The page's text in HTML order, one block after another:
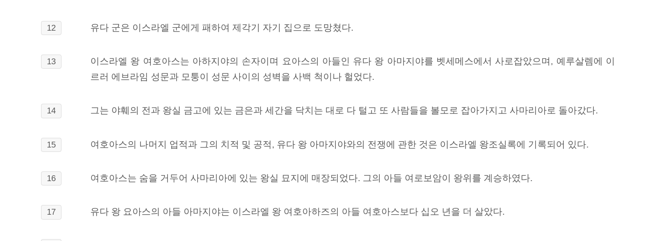
12 유다 군은 이스라엘 군에게 패하여 제각기 자기 집으로 도망쳤다.
13
이스라엘 왕 여호아스는 아하지야의 손자이며 요아스의 아들인 유다 왕 아마지야를 벳세메스에서 사로잡았으며, 예루살렘에 이
르러 에브라임 성문과 모퉁이 성문 사이의 성벽을 사백 척이나 헐었다.
14 그는 야훼의 전과 왕실 금고에 있는 금은과 세간을 닥치는 대로 다 털고 또 사람들을 볼모로 잡아가지고 사마리아로 돌아갔다.
15 여호아스의 나머지 업적과 그의 치적 및 공적, 유다 왕 아마지야와의 전쟁에 관한 것은 이스라엘 왕조실록에 기록되어 있다.
16 여호아스는 숨을 거두어 사마리아에 있는 왕실 묘지에 매장되었다. 그의 아들 여로보암이 왕위를 계승하였다.
17 유다 왕 요아스의 아들 아마지야는 이스라엘 왕 여호아하즈의 아들 여호아스보다 십오 년을 더 살았다.